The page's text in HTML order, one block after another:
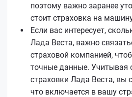
поэтому важно заранее
стоит страховка на
Если вас интересует,
Лада Веста, важно
страховой компанией,
точные данные. Учитывая
страховки Лада Веста, вы
что включается в вашу